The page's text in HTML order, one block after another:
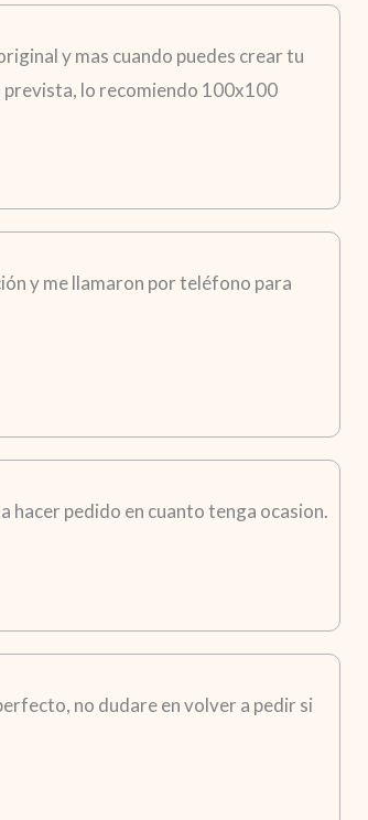
y mas cuando puedes crear tu
prevista, lo recomiendo 100x100
y me llamaron por teléfono para
hacer pedido en cuanto tenga ocasion.
no dudare en volver a pedir si